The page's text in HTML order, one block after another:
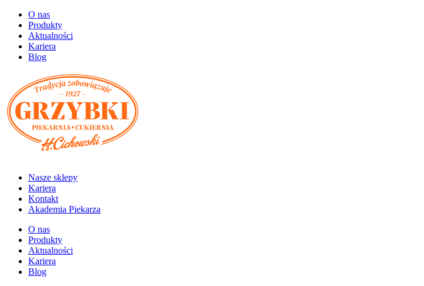
O nas
Produkty
Aktualności
Kariera
Blog
Nasze sklepy
Kariera
Kontakt
Akademia Piekarza
O nas
Produkty
Aktualności
Kariera
Blog